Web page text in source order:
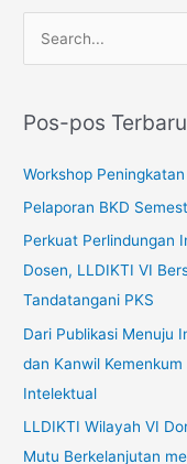
i
u
k
:
Pos-pos Terbaru
Workshop
Pelaporan BKD
Perkuat Perlindungan
Dosen, LLDIKTI VI
Tandatangani PKS
Dari Publikasi Menuju
dan Kanwil
Intelektual
LLDIKTI Wilayah VI
Mutu Berkelanjutan